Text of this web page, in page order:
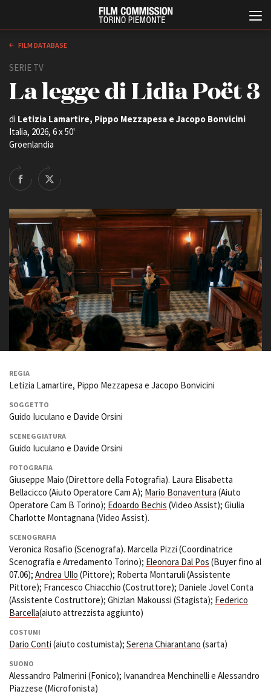
Chi siamo
Storia della Fondazione
Contatti
La sede
Partner
Rete regionale
Bilancio sociale
Amministrazione
trasparente
Bandi e gare
Sostenibilità ambientale
SERVIZI
Location scouting
Sala Casting
Sala Paolo Tenna
FILM FUNDS
Piemonte Film Tv Fund
Piemonte Film Tv
Development Fund
Piemonte Doc Film Fund
Short Film Fund
PRODUCTION GUIDE
Società di produzione
Strutture di servizio
Attrici-Attori
Beginners
LOCATION GUIDE
Anteprime in Piemonte
TFI Torino Film Industry -
Production Days
Avenue Cove - Erasmus +
Guarda che storia!
La Grazia - Immagini e
location della Torino di Paolo
Sorrentino
Open Day
Ciak in TOur!
International Film Festival
Locarno Film Festival
Mostra Internazionale d’Arte
Cinematografica Venezia
Torino Film Festival
David di Donatello
Nastri d’Argento
Premio Solinas
Location - Accedi al tuo
profilo
Newsletter
FILM DATABASE
SERIE TV
La legge di Lidia Poët 3
di Letizia Lamartire, Pippo Mezzapesa e Jacopo Bonvicini
Italia, 2026, 6 x 50'
Groenlandia
REGIA
Letizia Lamartire, Pippo Mezzapesa e Jacopo Bonvicini
SOGGETTO
Guido Iuculano e Davide Orsini
SCENEGGIATURA
Guido Iuculano e Davide Orsini
FOTOGRAFIA
Giuseppe Maio (Direttore della Fotografia). Laura Elisabetta
Bellacicco (Aiuto Operatore Cam A); Mario Bonaventura (Aiuto
Operatore Cam B Torino); Edoardo Bechis (Video Assist); Giulia
Charlotte Montagnana (Video Assist).
SCENOGRAFIA
Veronica Rosafio (Scenografa). Marcella Pizzi (Coordinatrice
Scenografia e Arredamento Torino); Eleonora Dal Pos (Buyer fino al
07.06); Andrea Ullo (Pittore); Roberta Montaruli (Assistente
Pittore); Francesco Chiacchio (Costruttore); Daniele Jovel Conta
(Assistente Costruttore); Ghizlan Makoussi (Stagista); Federico
Barcella(aiuto attrezzista aggiunto)
COSTUMI
Dario Conti (aiuto costumista); Serena Chiarantano (sarta)
SUONO
Alessandro Palmerini (Fonico); Ivanandrea Menchinelli e Alessandro
Piazzese (Microfonista)